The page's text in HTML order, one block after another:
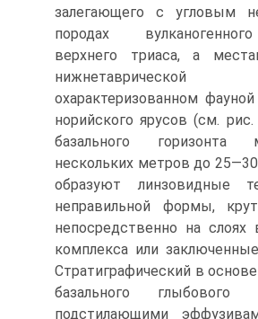
залегающего с угловым
породах
верхнего триаса, а
охарактеризованном
норийского ярусов (см.
базального горизонта
нескольких метров до
образуют линзовидные
неправильной формы,
непо­средственно на слоях
комплекса или
Стра­тиграфический в
базального глыбового
подстилаю­щими